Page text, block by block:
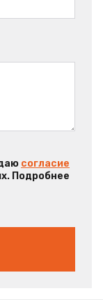
согласие
Подробнее